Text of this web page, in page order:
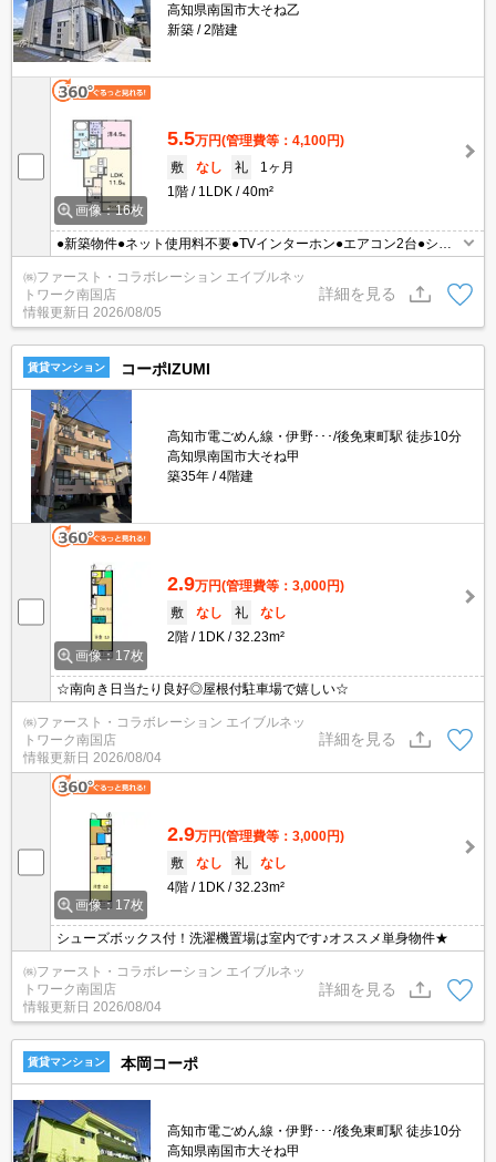
高知県南国市大そね乙
新築
2階建
画像：16枚
5.5万円(管理費等：4,100円)
敷
なし 礼
1ヶ月
1階
1LDK 40m²
●新築物件●ネット使用料不要●TVインターホン●エアコン2台●シャ
ワー付洗面台●/温水洗浄便座
㈱ファースト・コラボレーション エイブルネッ
トワーク南国店
情報更新日 2026/08/05
詳細を見る
賃貸マンション コーポIZUMI
高知市電ごめん線・伊野･･･/後免東町駅 徒歩10分
高知県南国市大そね甲
築35年
4階建
画像：17枚
2.9万円(管理費等：3,000円)
敷
なし 礼
なし
2階
1DK 32.23m²
☆南向き日当たり良好◎屋根付駐車場で嬉しい☆
㈱ファースト・コラボレーション エイブルネッ
トワーク南国店
情報更新日 2026/08/04
詳細を見る
画像：17枚
2.9万円(管理費等：3,000円)
敷
なし 礼
なし
4階
1DK 32.23m²
シューズボックス付！洗濯機置場は室内です♪オススメ単身物件★
㈱ファースト・コラボレーション エイブルネッ
トワーク南国店
情報更新日 2026/08/04
詳細を見る
賃貸マンション 本岡コーポ
高知市電ごめん線・伊野･･･/後免東町駅 徒歩10分
高知県南国市大そね甲